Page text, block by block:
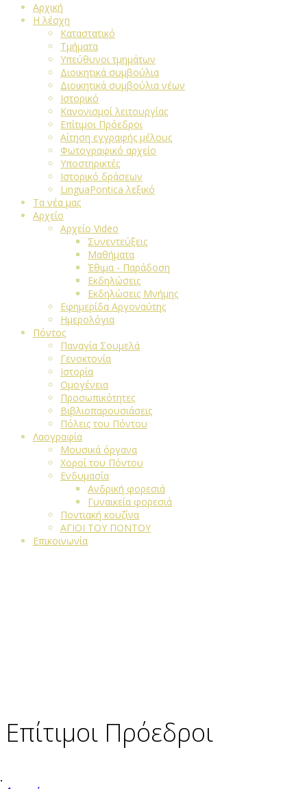
Αρχική
Η λέσχη
Καταστατικό
Τμήματα
Υπεύθυνοι τμημάτων
Διοικητικά συμβούλια
Διοικητικά συμβούλια νέων
Ιστορικό
Κανονισμοί λειτουργίας
Επίτιμοι Πρόεδροι
Αίτηση εγγραφής μέλους
Φωτογραφικό αρχείο
Υποστηρικτές
Ιστορικό δράσεων
LinguaPontica λεξικό
Τα νέα μας
Αρχείο
Αρχείο Video
Συνεντεύξεις
Μαθήματα
Έθιμα - Παράδοση
Εκδηλώσεις
Εκδηλώσεις Μνήμης
Εφημερίδα Αργοναύτης
Ημερολόγια
Πόντος
Παναγία Σουμελά
Γενοκτονία
Ιστορία
Ομογένεια
Προσωπικότητες
Βιβλιοπαρουσιάσεις
Πόλεις του Πόντου
Λαογραφία
Μουσικά όργανα
Χοροί του Πόντου
Ενδυμασία
Ανδρική φορεσιά
Γυναικεία φορεσιά
Ποντιακή κουζίνα
ΑΓΙΟΙ ΤΟΥ ΠΟΝΤΟΥ
Επικοινωνία
Επίτιμοι Πρόεδροι